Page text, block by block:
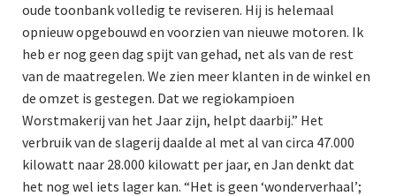
oude toonbank volledig te reviseren. Hij is helemaal
opnieuw opgebouwd en voorzien van nieuwe motoren. Ik
heb er nog geen dag spijt van gehad, net als van de rest
van de maatregelen. We zien meer klanten in de winkel en
de omzet is gestegen. Dat we regiokampioen
Worstmakerij van het Jaar zijn, helpt daarbij.” Het
verbruik van de slagerij daalde al met al van circa 47.000
kilowatt naar 28.000 kilowatt per jaar, en Jan denkt dat
het nog wel iets lager kan. “Het is geen ‘wonderverhaal’;